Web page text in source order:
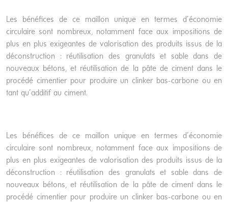
Les bénéfices de ce maillon unique en termes d’économie
circulaire sont nombreux, notamment face aux impositions de
plus en plus exigeantes de valorisation des produits issus de la
déconstruction : réutilisation des granulats et sable dans de
nouveaux bétons, et réutilisation de la pâte de ciment dans le
procédé cimentier pour produire un clinker bas-carbone ou en
tant qu’additif au ciment.
Les bénéfices de ce maillon unique en termes d’économie
circulaire sont nombreux, notamment face aux impositions de
plus en plus exigeantes de valorisation des produits issus de la
déconstruction : réutilisation des granulats et sable dans de
nouveaux bétons, et réutilisation de la pâte de ciment dans le
procédé cimentier pour produire un clinker bas-carbone ou en